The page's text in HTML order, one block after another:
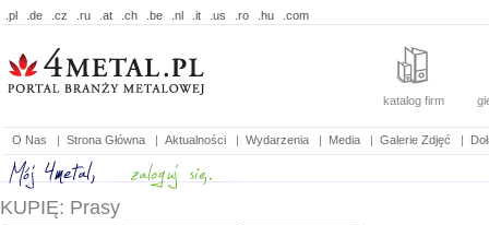
.pl .de .cz .ru .at .ch .be .nl .it .us .ro .hu .com
katalog firm
O Nas | Strona Główna | Aktualności | Wydarzenia | Media | Galerie Zdjęć |
KUPIĘ: Prasy